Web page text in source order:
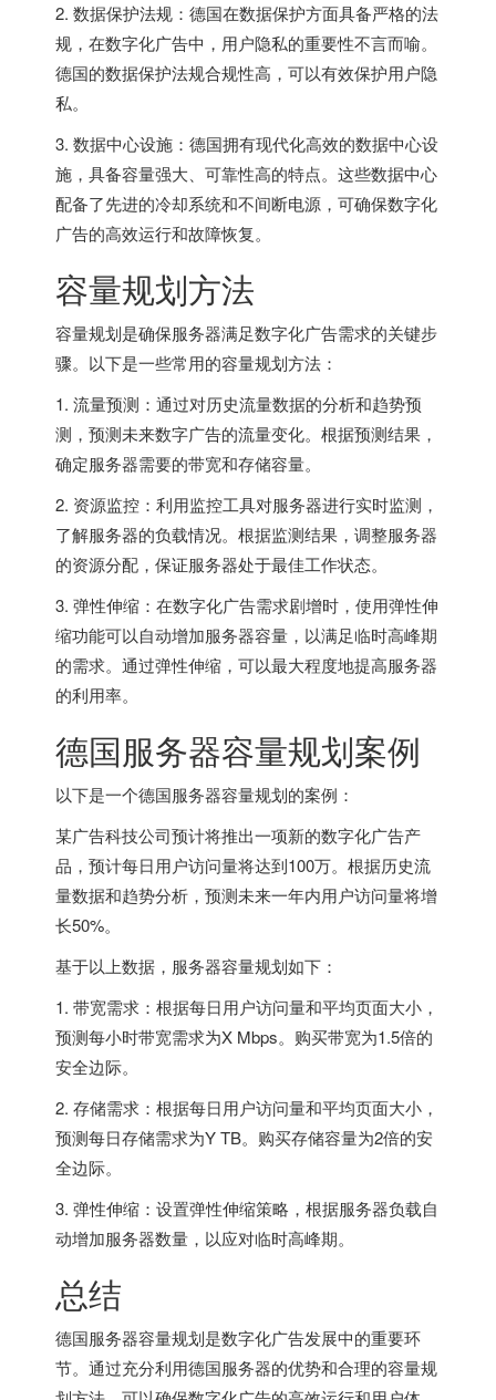
2. 数据保护法规：德国在数据保护方面具备严格的法
规，在数字化广告中，用户隐私的重要性不言而喻。
德国的数据保护法规合规性高，可以有效保护用户隐
私。
3. 数据中心设施：德国拥有现代化高效的数据中心设
施，具备容量强大、可靠性高的特点。这些数据中心
配备了先进的冷却系统和不间断电源，可确保数字化
广告的高效运行和故障恢复。
容量规划方法
容量规划是确保服务器满足数字化广告需求的关键步
骤。以下是一些常用的容量规划方法：
1. 流量预测：通过对历史流量数据的分析和趋势预
测，预测未来数字广告的流量变化。根据预测结果，
确定服务器需要的带宽和存储容量。
2. 资源监控：利用监控工具对服务器进行实时监测，
了解服务器的负载情况。根据监测结果，调整服务器
的资源分配，保证服务器处于最佳工作状态。
3. 弹性伸缩：在数字化广告需求剧增时，使用弹性伸
缩功能可以自动增加服务器容量，以满足临时高峰期
的需求。通过弹性伸缩，可以最大程度地提高服务器
的利用率。
德国服务器容量规划案例
以下是一个德国服务器容量规划的案例：
某广告科技公司预计将推出一项新的数字化广告产
品，预计每日用户访问量将达到100万。根据历史流
量数据和趋势分析，预测未来一年内用户访问量将增
长50%。
基于以上数据，服务器容量规划如下：
1. 带宽需求：根据每日用户访问量和平均页面大小，
预测每小时带宽需求为X Mbps。购买带宽为1.5倍的
安全边际。
2. 存储需求：根据每日用户访问量和平均页面大小，
预测每日存储需求为Y TB。购买存储容量为2倍的安
全边际。
3. 弹性伸缩：设置弹性伸缩策略，根据服务器负载自
动增加服务器数量，以应对临时高峰期。
总结
德国服务器容量规划是数字化广告发展中的重要环
节。通过充分利用德国服务器的优势和合理的容量规